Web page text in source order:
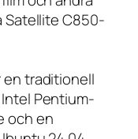
Satellite C850-
en traditionell
Pentium-
och en